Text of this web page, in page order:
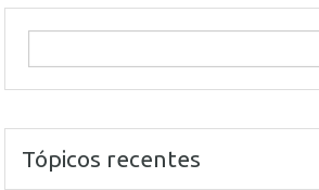
Tópicos recentes